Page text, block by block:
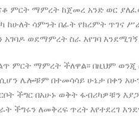
ምርት ማምረት ከጀመረ አንድ ወር
ከሁለት ሳምንት በፊት የክረምት ጥገና
ወደማምረት ስራ እየገባ
ምርት ማምረት ችለዋል፡፡ በዚህም
ሌሎቹም በተመሳሳይ ሁኔታ በቀን
ችግር በአሁኑ ወቅት ፋብሪካዎቹን
ችግሩን ለመቅረፍ ጥረት እየተደረገ